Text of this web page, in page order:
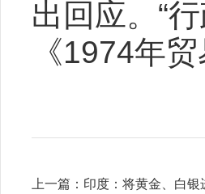
出回应。“
《1974年
上一篇： 印度：将黄金、白